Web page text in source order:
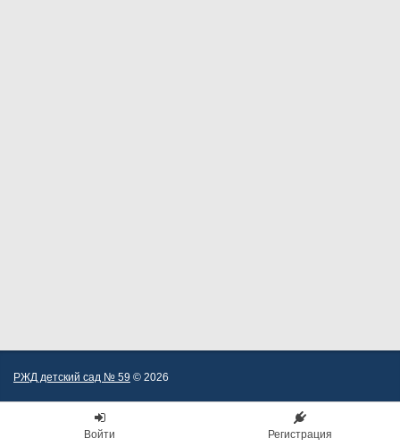
РЖД детский сад № 59 © 2026
Войти Регистрация